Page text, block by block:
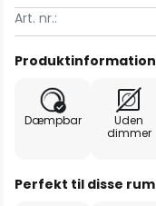
Art. nr.:
Produktinformation
Dæmpbar
Uden
dimmer
Perfekt til disse rum